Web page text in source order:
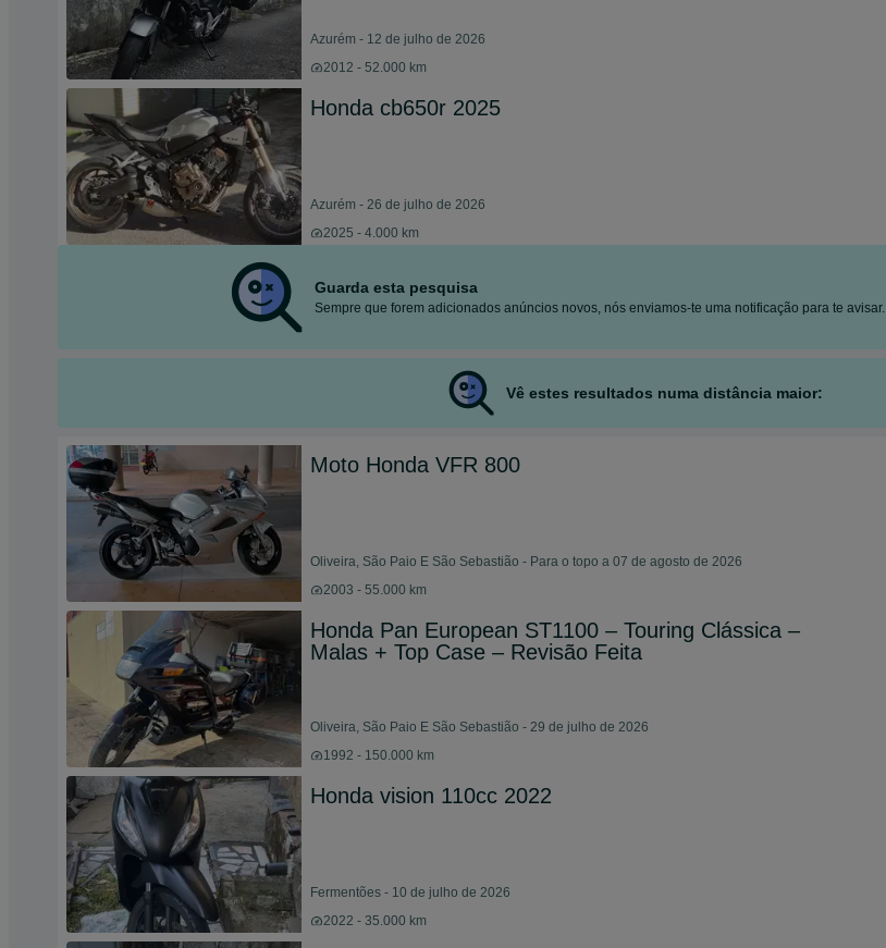
Azurém - 12 de julho de 2026
2012 - 52.000 km
Honda cb650r 2025
Azurém - 26 de julho de 2026
2025 - 4.000 km
Guarda esta pesquisa
Sempre que forem adicionados anúncios novos, nós enviamos-te uma notificação para te avisar.
Vê estes resultados numa distância maior:
Moto Honda VFR 800
Oliveira, São Paio E São Sebastião - Para o topo a 07 de agosto de 2026
2003 - 55.000 km
Honda Pan European ST1100 – Touring Clássica –
Malas + Top Case – Revisão Feita
Oliveira, São Paio E São Sebastião - 29 de julho de 2026
1992 - 150.000 km
Honda vision 110cc 2022
Fermentões - 10 de julho de 2026
2022 - 35.000 km